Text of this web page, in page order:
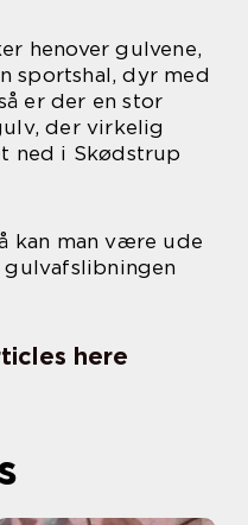
henover gulvene,
sportshal, dyr med
er der en stor
der virkelig
ned i Skødstrup
kan man være ude
here